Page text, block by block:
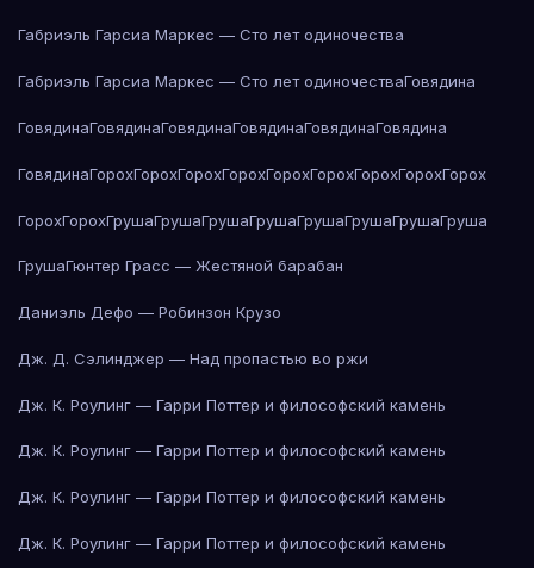
Габриэль Гарсиа Маркес — Сто лет одиночества
Габриэль Гарсиа Маркес — Сто лет одиночестваГовядина
ГовядинаГовядинаГовядинаГовядинаГовядинаГовядина
ГовядинаГорохГорохГорохГорохГорохГорохГорохГорохГорох
ГорохГорохГрушаГрушаГрушаГрушаГрушаГрушаГрушаГруша
ГрушаГюнтер Грасс — Жестяной барабан
Даниэль Дефо — Робинзон Крузо
Дж. Д. Сэлинджер — Над пропастью во ржи
Дж. К. Роулинг — Гарри Поттер и философский камень
Дж. К. Роулинг — Гарри Поттер и философский камень
Дж. К. Роулинг — Гарри Поттер и философский камень
Дж. К. Роулинг — Гарри Поттер и философский камень